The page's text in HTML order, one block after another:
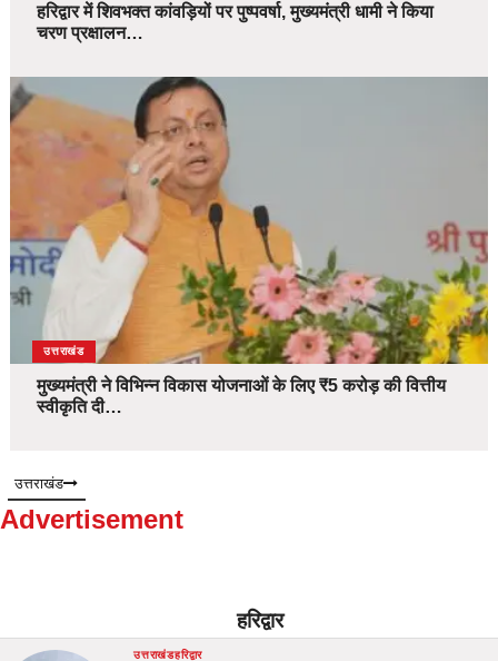
हरिद्वार में शिवभक्त कांवड़ियों पर पुष्पवर्षा, मुख्यमंत्री धामी ने किया
चरण प्रक्षालन…
उत्तराखंड
मुख्यमंत्री ने विभिन्न विकास योजनाओं के लिए ₹5 करोड़ की वित्तीय
स्वीकृति दी…
उत्तराखंड
Advertisement
हरिद्वार
उत्तराखंडहरिद्वार